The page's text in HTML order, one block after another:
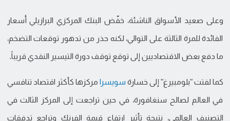
وعلى صعيد الأسواق الناشئة، خفّض البنك المركزي البرازيلي أسعار
الفائدة للمرة الثالثة على التوالي، لكنه حذر من تدهور توقعات التضخم،
ما دفع بعض الاقتصاديين إلى توقع توقف دورة التيسير النقدي قريباً.
كما لفتت "بلومبيرغ" إلى خسارة سويسرا مركزها كأكثر اقتصاد تنافسي
في العالم لصالح سنغافورة، في حين تراجعت إلى المركز الثالث في
التصنيف العالمي، نتيجة تأثير ارتفاع قيمة الفرنك وتراجع تدفقات